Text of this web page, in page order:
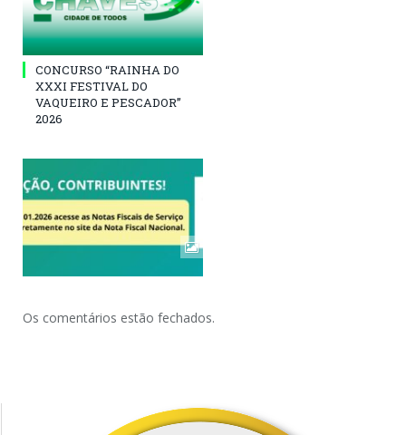
CONCURSO “RAINHA DO
XXXI FESTIVAL DO
VAQUEIRO E PESCADOR”
2026
Os comentários estão fechados.